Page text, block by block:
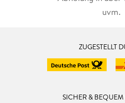
uvm.
ZUGESTELLT
SICHER &